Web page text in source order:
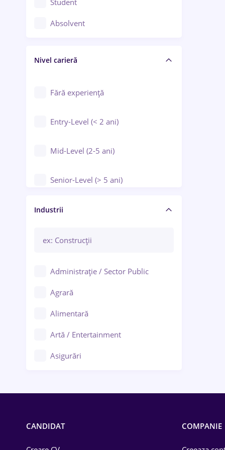
Controlul calității
Educație / Training / Arte
Student
Absolvent
Nivel carieră
Fără experiență
Entry-Level (< 2 ani)
Mid-Level (2-5 ani)
Senior-Level (> 5 ani)
Manager / Executiv
Industrii
Administrație / Sector Public
Agrară
Alimentară
Artă / Entertainment
Asigurări
CANDIDAT COMPANIE